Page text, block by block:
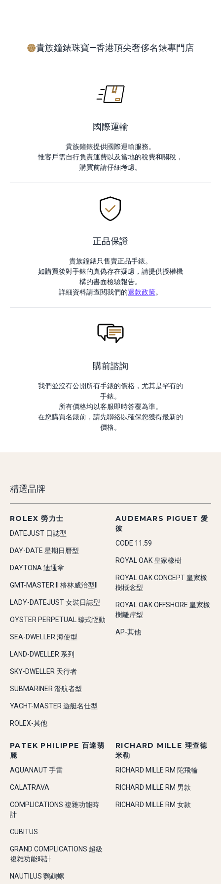
貴族鐘錶珠寶—香港頂尖奢侈名錶專門店
國際運輸
貴族鐘錶提供國際運輸服務。
惟客戶需自行負責運費以及當地的稅費和關稅，
購買前請仔細考慮。
正品保證
貴族鐘錶只售賣正品手錶。
如購買後對手錶的真偽存在疑慮，請提供授權機
構的書面檢驗報告。
詳細資料請查閱我們的退款政策。
購前諮詢
我們並沒有公開所有手錶的價格，尤其是罕有的
手錶。
所有價格均以客服即時答覆為準。
在您購買名錶前，請先聯絡以確保您獲得最新的
價格。
精選品牌
ROLEX 勞力士
DATEJUST 日誌型
DAY-DATE 星期日曆型
DAYTONA 迪通拿
GMT-MASTER II 格林威治型II
LADY-DATEJUST 女裝日誌型
OYSTER PERPETUAL 蠔式恆動
SEA-DWELLER 海使型
LAND-DWELLER 系列
SKY-DWELLER 天行者
SUBMARINER 潛航者型
YACHT-MASTER 遊艇名仕型
ROLEX-其他
AUDEMARS PIGUET 愛
彼
CODE 11.59
ROYAL OAK 皇家橡樹
ROYAL OAK CONCEPT 皇家橡
樹概念型
ROYAL OAK OFFSHORE 皇家橡
樹離岸型
AP-其他
PATEK PHILIPPE 百達翡
麗
AQUANAUT 手雷
CALATRAVA
COMPLICATIONS 複雜功能時
計
CUBITUS
GRAND COMPLICATIONS 超級
複雜功能時計
NAUTILUS 鸚鵡螺
RICHARD MILLE 理查德
米勒
RICHARD MILLE RM 陀飛輪
RICHARD MILLE RM 男款
RICHARD MILLE RM 女款